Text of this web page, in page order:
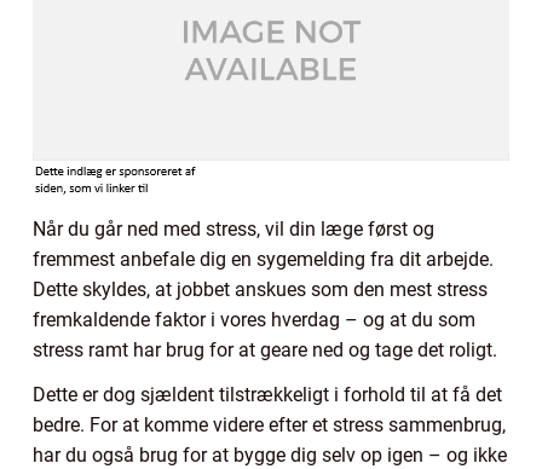
Når du går ned med stress, vil din læge først og
fremmest anbefale dig en sygemelding fra dit arbejde.
Dette skyldes, at jobbet anskues som den mest stress
fremkaldende faktor i vores hverdag – og at du som
stress ramt har brug for at geare ned og tage det roligt.
Dette er dog sjældent tilstrækkeligt i forhold til at få det
bedre. For at komme videre efter et stress sammenbrug,
har du også brug for at bygge dig selv op igen – og ikke